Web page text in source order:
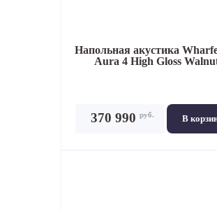
Напольная акустика
Aura 4 High Gloss
В
370 990 руб.